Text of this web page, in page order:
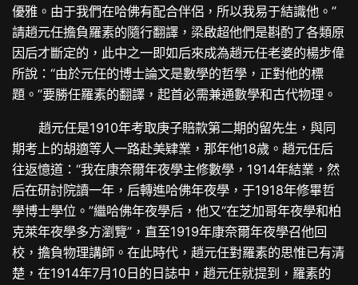
優雅。由于我們在哈佛有配合伴侶，所以我易于結識他。”
請趙元任擔負羅素的隨行翻譯，梁啟超他們是斟酌了各類原
因后才斷定的，此中之一即如后來成為趙元任老婆的楊步偉
所說：“由於元任的博士論文是數學的哲學，正對他的標
題。”要勝任羅素的翻譯，起首必需兼通數學和古代物理。
趙元任是1910年考取庚子賠款第二期的留先生，與同
期考上的胡適等人一路赴美肄業，那年他18歲。趙元任后
往返憶道：“我在康奈爾年夜學主修數學，1914年結業，然
后在研討院讀一年，后轉進哈佛年夜學，于1918年修畢哲
學博士學位。”繼哈佛年夜學后，他又“在芝加哥年夜學和柏
克萊年夜學多方瀏覽”，直至1919年康奈爾年夜學召他回
校，擔負物理講師。在此時代，趙元任對羅素的思惟已有清
楚，在1914年7月10日的日誌中，趙元任就提到，羅素的